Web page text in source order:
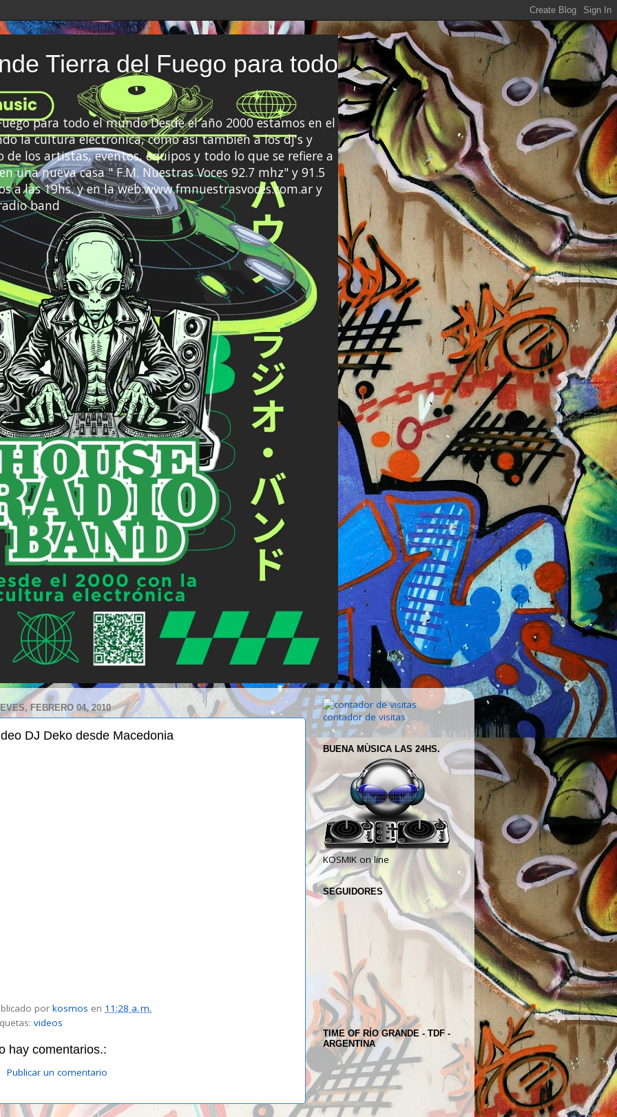
Tierra del Fuego para todo
para todo el mundo Desde el año 2000 estamos en el
la cultura electrónica, como así también a los dj's y
los artistas, eventos, equipos y todo lo que se refiere a
una nueva casa " F.M. Nuestras Voces 92.7 mhz" y 91.5
a las 19hs. y en la web:www.fmnuestrasvoces.com.ar y
band
FEBRERO 04, 2010
DJ Deko desde Macedonia
por kosmos en 11:28 a. m.
videos
hay comentarios.:
Publicar un comentario
contador de visitas
BUENA MÙSICA LAS 24HS.
KOSMIK on line
SEGUIDORES
TIME OF RÍO GRANDE - TDF -
ARGENTINA